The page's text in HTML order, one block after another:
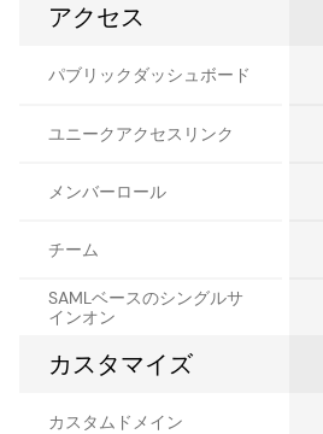
アクセス
パブリックダッシュボード
ユニークアクセスリンク
メンバーロール
チーム
SAMLベースのシングルサ
インオン
カスタマイズ
カスタムドメイン